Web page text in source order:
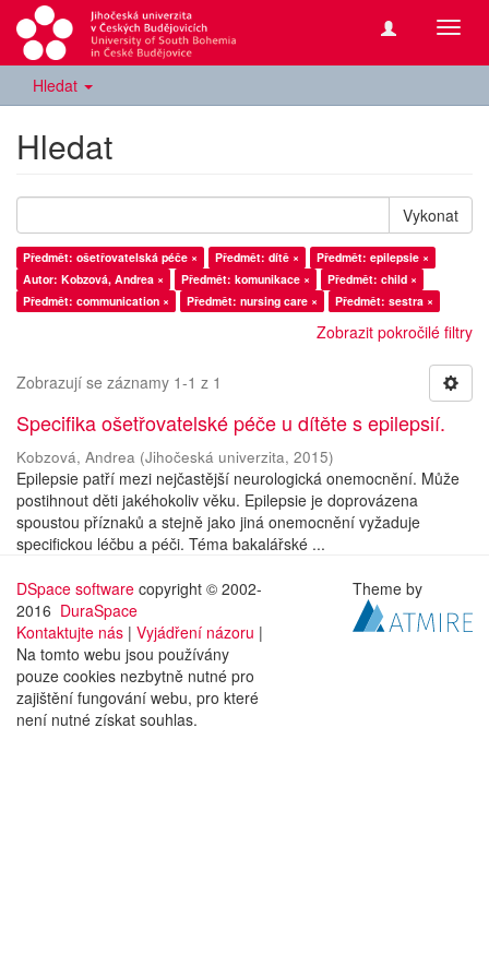
Hledat
Hledat
Vykonat
Předmět: ošetřovatelská péče × Předmět: dítě ×
Předmět: epilepsie ×
Autor: Kobzová, Andrea ×
Předmět: komunikace ×
Předmět: child ×
Předmět: communication ×
Předmět: nursing care × Předmět: sestra ×
Zobrazit pokročilé filtry
Zobrazují se záznamy 1-1 z 1
Specifika ošetřovatelské péče u dítěte s epilepsií.
Kobzová, Andrea (Jihočeská univerzita, 2015)
Epilepsie patří mezi nejčastější neurologická onemocnění. Může
postihnout děti jakéhokoliv věku. Epilepsie je doprovázena
spoustou příznaků a stejně jako jiná onemocnění vyžaduje
specifickou léčbu a péči. Téma bakalářské ...
DSpace software copyright © 2002-
2016 DuraSpace
Kontaktujte nás | Vyjádření názoru |
Na tomto webu jsou používány
pouze cookies nezbytně nutné pro
zajištění fungování webu, pro které
není nutné získat souhlas.
Theme by